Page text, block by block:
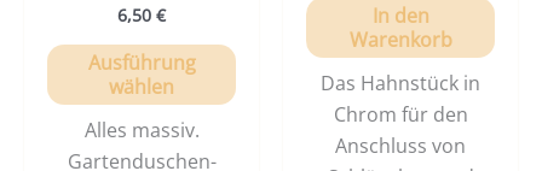
6,50 €
Ausführung
wählen
Alles massiv.
Gartenduschen-
In den
Warenkorb
Das Hahnstück in
Chrom für den
Anschluss von